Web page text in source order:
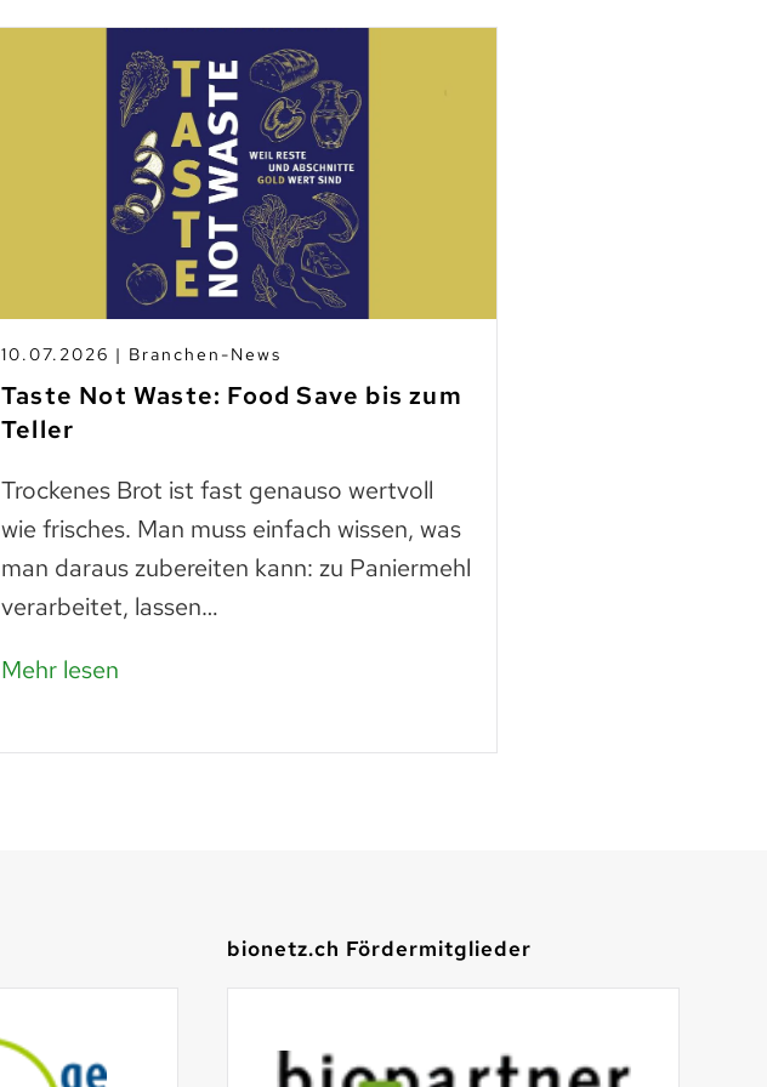
10.07.2026 | Branchen-News
Taste Not Waste: Food Save bis zum
Teller
Trockenes Brot ist fast genauso wertvoll
wie frisches. Man muss einfach wissen, was
man daraus zubereiten kann: zu Paniermehl
verarbeitet, lassen…
Mehr lesen
bionetz.ch Fördermitglieder